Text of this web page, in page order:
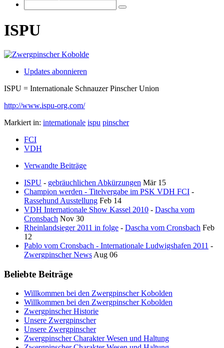
ISPU
Updates abonnieren
ISPU = Internationale Schnauzer Pinscher Union
http://www.ispu-org.com/
Markiert in: internationale ispu pinscher
FCI
VDH
Verwandte Beiträge
ISPU - gebräuchlichen Abkürzungen Mär 15
Champion werden - Titelvergabe im PSK VDH FCI -
Rassehund Ausstellung Feb 14
VDH Internationale Show Kassel 2010 - Dascha vom
Cronsbach Nov 30
Rheinlandsieger 2011 in folge - Dascha vom Cronsbach Feb
12
Pablo vom Cronsbach - Internationale Ludwigshafen 2011 -
Zwergpinscher News Aug 06
Beliebte Beiträge
Willkommen bei den Zwergpinscher Kobolden
Willkommen bei den Zwergpinscher Kobolden
Zwergpinscher Historie
Unsere Zwergpinscher
Unsere Zwergpinscher
Zwergpinscher Charakter Wesen und Haltung